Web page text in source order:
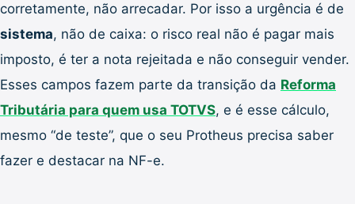
corretamente, não arrecadar. Por isso a urgência é de
sistema, não de caixa: o risco real não é pagar mais
imposto, é ter a nota rejeitada e não conseguir vender.
Esses campos fazem parte da transição da Reforma
Tributária para quem usa TOTVS, e é esse cálculo,
mesmo “de teste”, que o seu Protheus precisa saber
fazer e destacar na NF-e.